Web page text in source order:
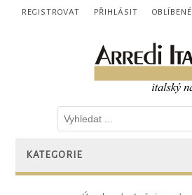
REGISTROVAT PŘIHLÁSIT OBLÍBENÉ
KATEGORIE